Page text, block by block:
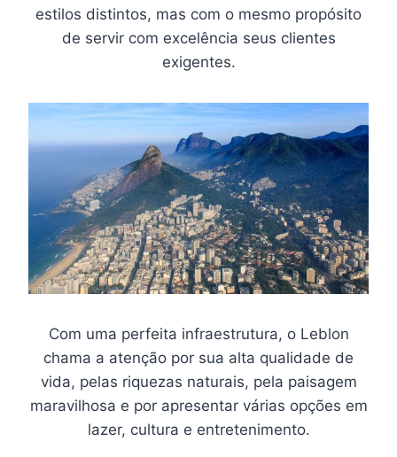
estilos distintos, mas com o mesmo propósito
de servir com excelência seus clientes
exigentes.
Com uma perfeita infraestrutura, o Leblon
chama a atenção por sua alta qualidade de
vida, pelas riquezas naturais, pela paisagem
maravilhosa e por apresentar várias opções em
lazer, cultura e entretenimento.